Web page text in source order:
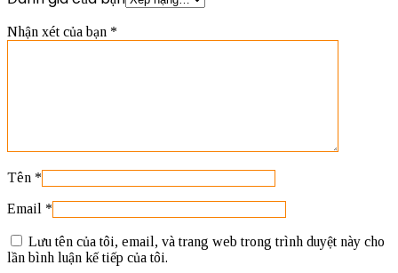
Nhận xét của bạn *
Tên *
Email *
Lưu tên của tôi, email, và trang web trong trình duyệt này cho
lần bình luận kế tiếp của tôi.